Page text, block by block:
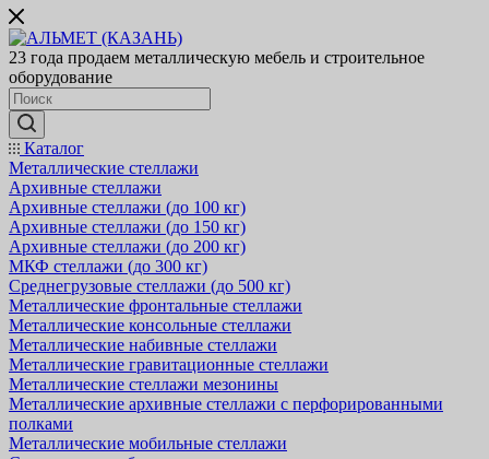
23 года продаем металлическую мебель и строительное
оборудование
Каталог
Металлические стеллажи
Архивные стеллажи
Архивные стеллажи (до 100 кг)
Архивные стеллажи (до 150 кг)
Архивные стеллажи (до 200 кг)
МКФ стеллажи (до 300 кг)
Среднегрузовые стеллажи (до 500 кг)
Металлические фронтальные стеллажи
Металлические консольные стеллажи
Металлические набивные стеллажи
Металлические гравитационные стеллажи
Металлические стеллажи мезонины
Металлические архивные стеллажи с перфорированными
полками
Металлические мобильные стеллажи